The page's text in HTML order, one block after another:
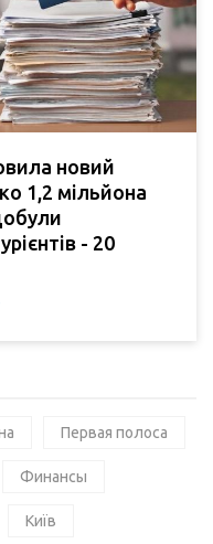
новий
1,2 мільйона
- 20
Первая полоса
Финансы
Київ